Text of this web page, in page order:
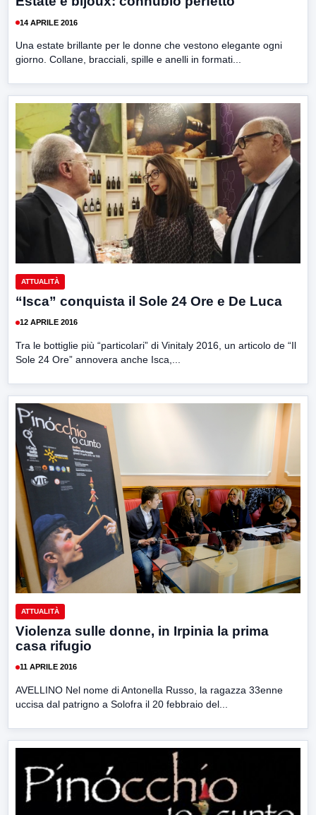
14 APRILE 2016
Una estate brillante per le donne che vestono elegante ogni
giorno. Collane, bracciali, spille e anelli in formati...
ATTUALITÀ
“Isca” conquista il Sole 24 Ore e De Luca
12 APRILE 2016
Tra le bottiglie più “particolari” di Vinitaly 2016, un articolo de “Il
Sole 24 Ore” annovera anche Isca,...
ATTUALITÀ
Violenza sulle donne, in Irpinia la prima
casa rifugio
11 APRILE 2016
AVELLINO Nel nome di Antonella Russo, la ragazza 33enne
uccisa dal patrigno a Solofra il 20 febbraio del...